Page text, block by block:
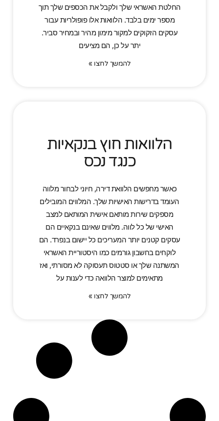
החלטת האשראי שלך ולקבל את הכספים שלך תוך
מספר ימים בלבד. הלוואות אלו פופולריות עבור
עסקים הזקוקים למקור מימון מהיר ובמחיר סביר.
יתר על כן, הם מציעים
להמשך לחצו »
הלוואות חוץ בנקאיות
כנגד נכס
כאשר מחפשים הלוואת דירה, חיוני לבחור מלווה
העומד בדרישות האישיות שלך. המלווים המובילים
מספקים שירות מותאם אישית המותאם למצב
האישי של כל לווה. מלווים שאינם בנקאיים הם
עסקים קטנים יותר המעריכים כל יישום בנפרד. הם
לוקחים בחשבון גורמים כמו היסטוריית האשראי
המשתנה שלך או סטטוס תעסוקה לא מסורתי, ואז
מתאימים למוצר הלוואה כדי לענות על
להמשך לחצו »